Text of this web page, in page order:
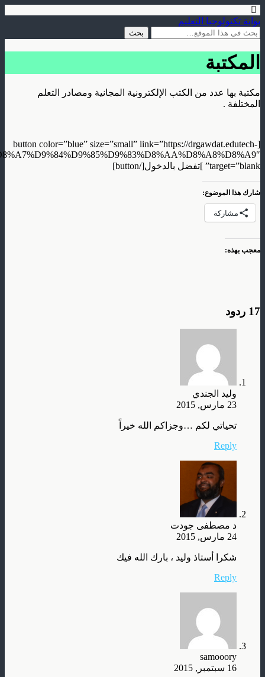
بوابة تكنولوجيا التعليم
المكتبة
مكتبة بها عدد من الكتب الإلكترونية المجانية ومصادر التعلم
المختلفة .
[button color=”blue” size=”small” link=”https://drgawdat.edutech-
target=”blank” ]تفضل بالدخول[/button]
شارك هذا الموضوع:
مشاركة
معجب بهذه:
17 ردود
وليد الجندي
23 مارس, 2015
تحياتي لكم …وجزاكم الله خيراً
Reply
د مصطفى جودت
24 مارس, 2015
شكرا أستاذ وليد ، بارك الله فيك
Reply
samooory
16 سبتمبر, 2015